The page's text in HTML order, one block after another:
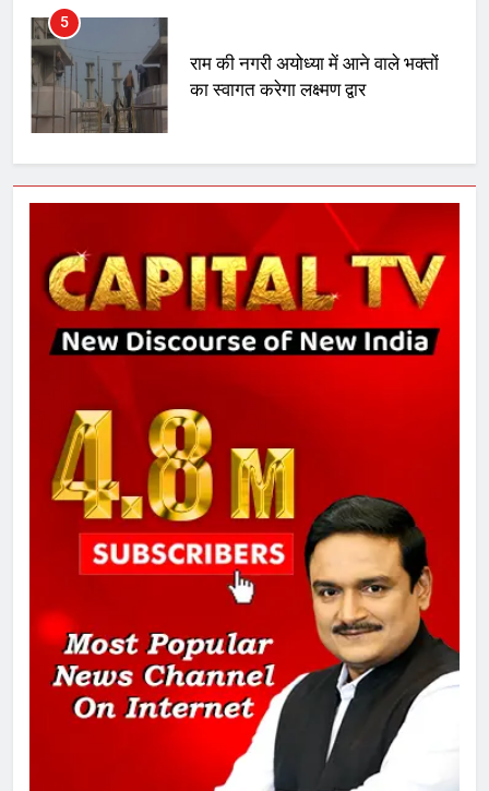
का स्वागत करेगा लक्ष्मण द्वार
6
बढ़ा पंचायतों का बजट
7
गाजा युद्धविराम को लेकर बड़ी खबरें
चुनाव से पहले लालू परिवार पर बड़ा झटका,
दिल्ली कोर्ट ने IRCTC घोटाले में आरोप
तय किए
SRN अस्पताल का नाम अमर शहीद ठाकुर
रोशन सिंह के नाम पर करने की मांग तेज
अमर शहीद ठाकुर रोशन सिंह के नाम पर
स्वरूप रानी नेहरू चिकित्सालय का